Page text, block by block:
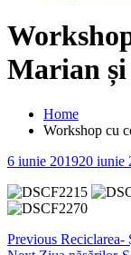
Marian și
Home
Workshop cu
6 iunie 201920 iunie
Navigare
Previous Previous
Reciclarea-